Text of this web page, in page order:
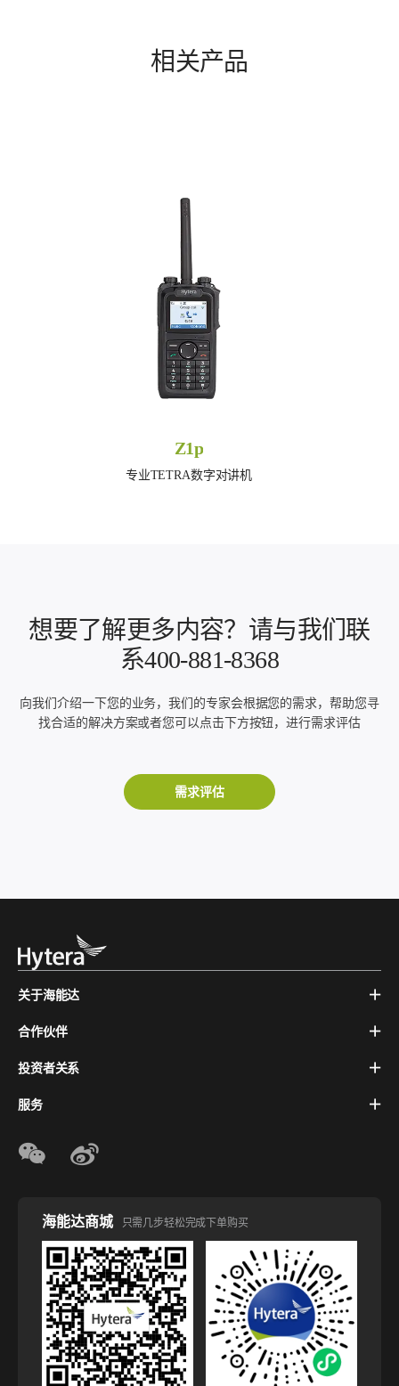
相关产品
Z1p
专业TETRA数字对讲机
想要了解更多内容？请与我们联
系400-881-8368
向我们介绍一下您的业务，我们的专家会根据您的需求，帮助您寻
找合适的解决方案或者您可以点击下方按钮，进行需求评估
需求评估
关于海能达
合作伙伴
投资者关系
服务
海能达商城 只需几步轻松完成下单购买